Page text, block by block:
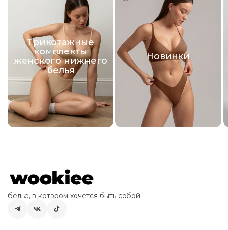
Трикотажные
комплекты
женского нижнего
белья
Новинки
белье, в котором хочется быть собой